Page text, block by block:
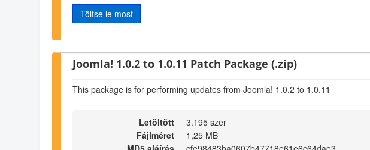
Töltse le most
Joomla! 1.0.2 to 1.0.11 Patch Package (.zip)
This package is for performing updates from Joomla! 1.0.2 to 1.0.11
Letöltött
3.195 szer
Fájlméret
1,25 MB